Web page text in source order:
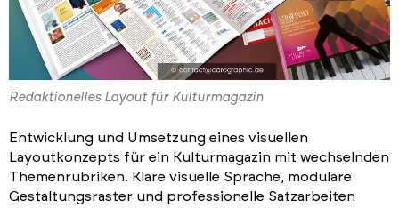
Redaktionelles Layout für Kulturmagazin
Entwicklung und Umsetzung eines visuellen
Layoutkonzepts für ein Kulturmagazin mit wechselnden
Themenrubriken. Klare visuelle Sprache, modulare
Gestaltungsraster und professionelle Satzarbeiten